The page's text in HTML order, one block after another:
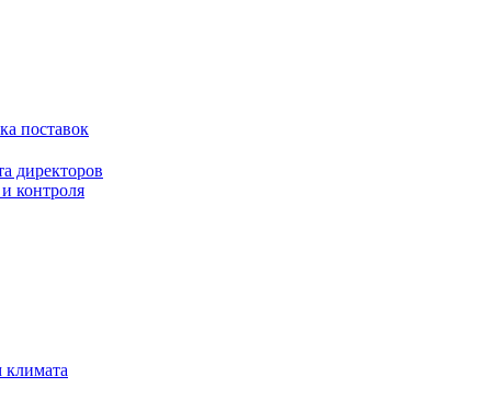
поставок
директоров
контроля
климата